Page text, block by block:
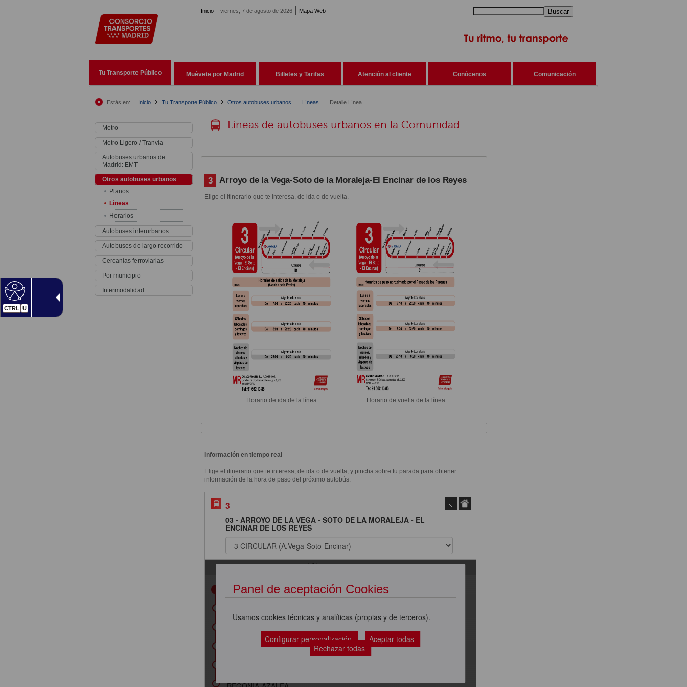
CTRL U
Inicio viernes, 7 de agosto de 2026 Mapa Web Buscar
Tu Transporte Público Muévete por Madrid Billetes y Tarifas Atención al cliente Conócenos Comunicación
Estás en: Inicio Tu Transporte Público Otros autobuses urbanos Líneas Detalle Línea
Metro
Metro Ligero / Tranvía
Autobuses urbanos de
Madrid: EMT
Otros autobuses urbanos
Planos
Líneas
Horarios
Autobuses interurbanos
Autobuses de largo recorrido
Cercanías ferroviarias
Por municipio
Intermodalidad
Líneas de autobuses urbanos en la Comunidad
3 Arroyo de la Vega-Soto de la Moraleja-El Encinar de los Reyes
Elige el itinerario que te interesa, de ida o de vuelta.
Horario de ida de la línea Horario de vuelta de la línea
Información en tiempo real
Elige el itinerario que te interesa, de ida o de vuelta, y pincha sobre tu parada para obtener
información de la hora de paso del próximo autobús.